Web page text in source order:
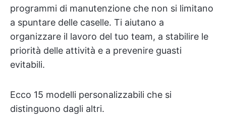
programmi di manutenzione che non si limitano
a spuntare delle caselle. Ti aiutano a
organizzare il lavoro del tuo team, a stabilire le
priorità delle attività e a prevenire guasti
evitabili.
Ecco 15 modelli personalizzabili che si
distinguono dagli altri.